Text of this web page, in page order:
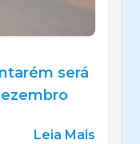
será
Leia Mais